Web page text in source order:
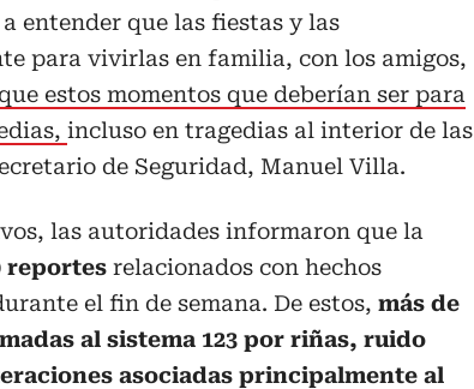
entender que las fiestas y las
para vivirlas en familia, con los amigos,
estos momentos que deberían ser para
incluso en tragedias al interior de las
de Seguridad, Manuel Villa.
las autoridades informaron que la
reportes relacionados con hechos
el fin de semana. De estos, más de
al sistema 123 por riñas, ruido
asociadas principalmente al